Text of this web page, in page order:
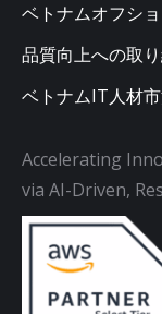
ベトナムオフシ
品質向上への取
ベトナムIT人材
Accelerating
via AI-Driven,